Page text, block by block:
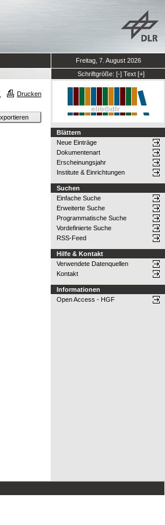
Freitag, 7. August 2026
Schriftgröße: [-] Text [+]
Drucken
Blättern
Neue Einträge
Dokumentenart
Erscheinungsjahr
Institute & Einrichtungen
Suchen
Einfache Suche
Erweiterte Suche
Programmatische Suche
Vordefinierte Suche
RSS-Feed
Hilfe & Kontakt
Verwendete Datenquellen
Kontakt
Informationen
Open Access - HGF